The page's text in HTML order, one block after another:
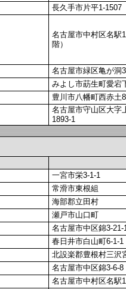
長久手市片平1-1507
名古屋市中村区名駅
階）
名古屋市緑区亀が洞
みよし市莇生町愛宕
豊川市八幡町西赤土
名古屋市守山区大字
1893-1
一宮市栄3-1-1
常滑市東根組
海部郡立田村
瀬戸市山口町
名古屋市中区錦3-21-
春日井市白山町6-1-1
北設楽郡豊根村三沢
名古屋市中区錦3-6-8
名古屋市中村区名駅